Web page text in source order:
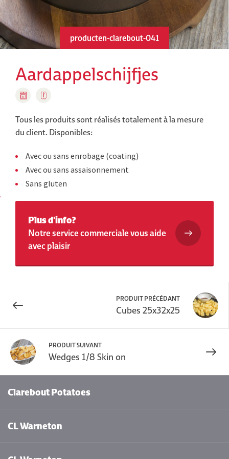
producten-clarebout-041
Aardappelschijfjes
Tous les produits sont réalisés totalement à la mesure
du client. Disponibles:
Avec ou sans enrobage (coating)
Avec ou sans assaisonnement
Sans gluten
Plus d'info?
Notre service commerciale vous aide
avec plaisir
PRODUIT PRÉCÉDANT
Cubes 25x32x25
PRODUIT SUIVANT
Wedges 1/8 Skin on
Clarebout Potatoes
CL Warneton